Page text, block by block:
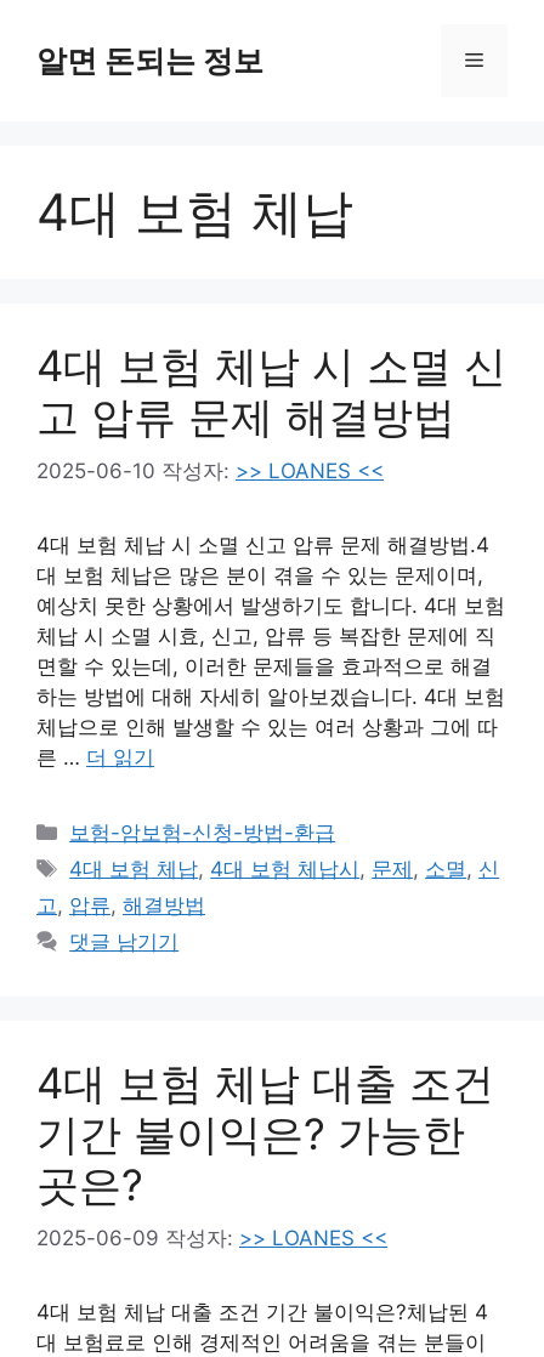
알면 돈되는 정보 메
4대 보험 체납
4대 보험 체납 시 소멸 신
고 압류 문제 해결방법
2025-06-10 작성자: >> LOANES <<
4대 보험 체납 시 소멸 신고 압류 문제 해결방법.4
대 보험 체납은 많은 분이 겪을 수 있는 문제이며,
예상치 못한 상황에서 발생하기도 합니다. 4대 보험
체납 시 소멸 시효, 신고, 압류 등 복잡한 문제에 직
면할 수 있는데, 이러한 문제들을 효과적으로 해결
하는 방법에 대해 자세히 알아보겠습니다. 4대 보험
체납으로 인해 발생할 수 있는 여러 상황과 그에 따
른 … 더 읽기
카
테
리
보험-암보험-신청-방법-환급
태
그
4대 보험 체납, 4대 보험 체납시 , 문제 , 소멸 , 신
고 , 압류, 해결방법
댓글 남기기
4대 보험 체납 대출 조건
기간 불이익은? 가능한
곳은?
2025-06-09 작성자: >> LOANES <<
4대 보험 체납 대출 조건 기간 불이익은?체납된 4
대 보험료로 인해 경제적인 어려움을 겪는 분들이